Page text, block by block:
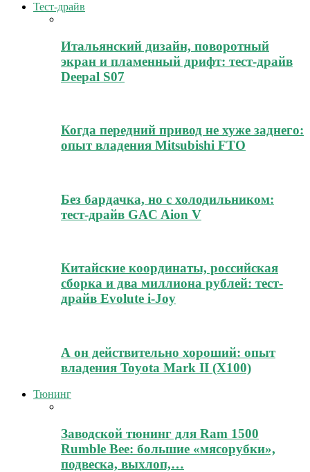
Тест-драйв
Итальянский дизайн, поворотный
экран и пламенный дрифт: тест-драйв
Deepal S07
Когда передний привод не хуже заднего:
опыт владения Mitsubishi FTO
Без бардачка, но с холодильником:
тест-драйв GAC Aion V
Китайские координаты, российская
сборка и два миллиона рублей: тест-
драйв Evolute i-Joy
А он действительно хороший: опыт
владения Toyota Mark II (Х100)
Тюнинг
Заводской тюнинг для Ram 1500
Rumble Bee: большие «мясорубки»,
подвеска, выхлоп,…